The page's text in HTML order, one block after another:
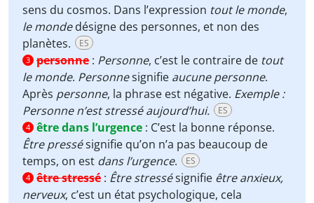
sens du cosmos. Dans l’expression tout le monde,
le mondedésigne des personnes, et non des
planètes.
ES
3 personne : Personne, c’est le contraire de tout
le monde. Personnesignifie aucune personne.
Après personne, la phrase est négative. Exemple :
Personne n’est stressé aujourd’hui.
ES
4 être dans l’urgence : C’est la bonne réponse.
Être pressésignifie qu’on n’a pas beaucoup de
temps, on est dans l’urgence. ES
4 être stressé : Être stressésignifie être anxieux,
nerveux, c’est un état psychologique, cela